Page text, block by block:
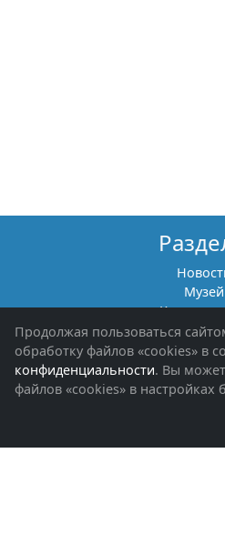
Музей
Книги
Обращения
Помощь участникам
Об
Наши
Продолжая пользоваться
обработку файлов «cookies» в
конфиденциальности. Вы
файлов «cookies» в настройках